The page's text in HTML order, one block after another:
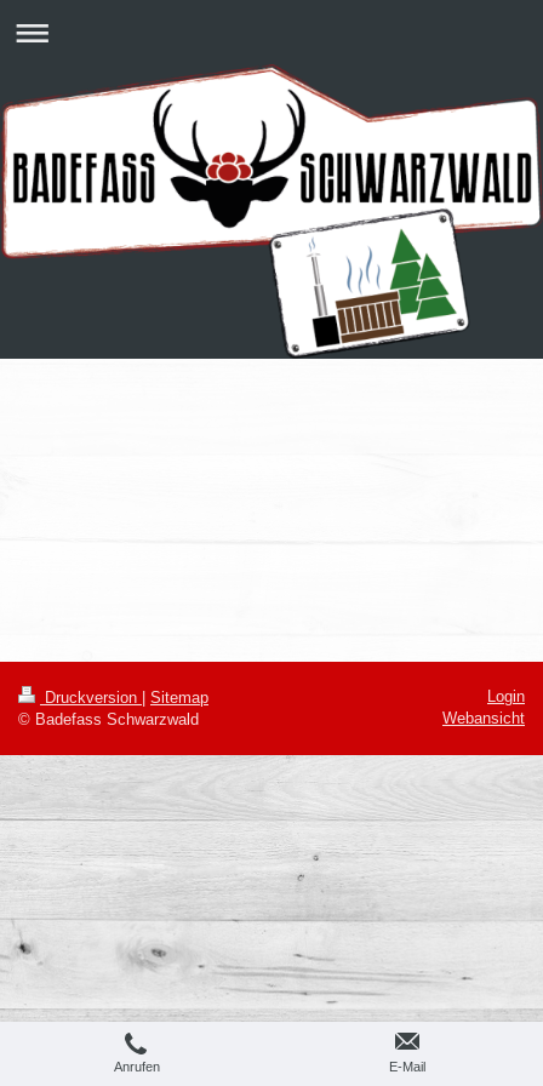
Druckversion
Sitemap
© Badefass Schwarzwald
Login
Webansicht
Anrufen E-Mail